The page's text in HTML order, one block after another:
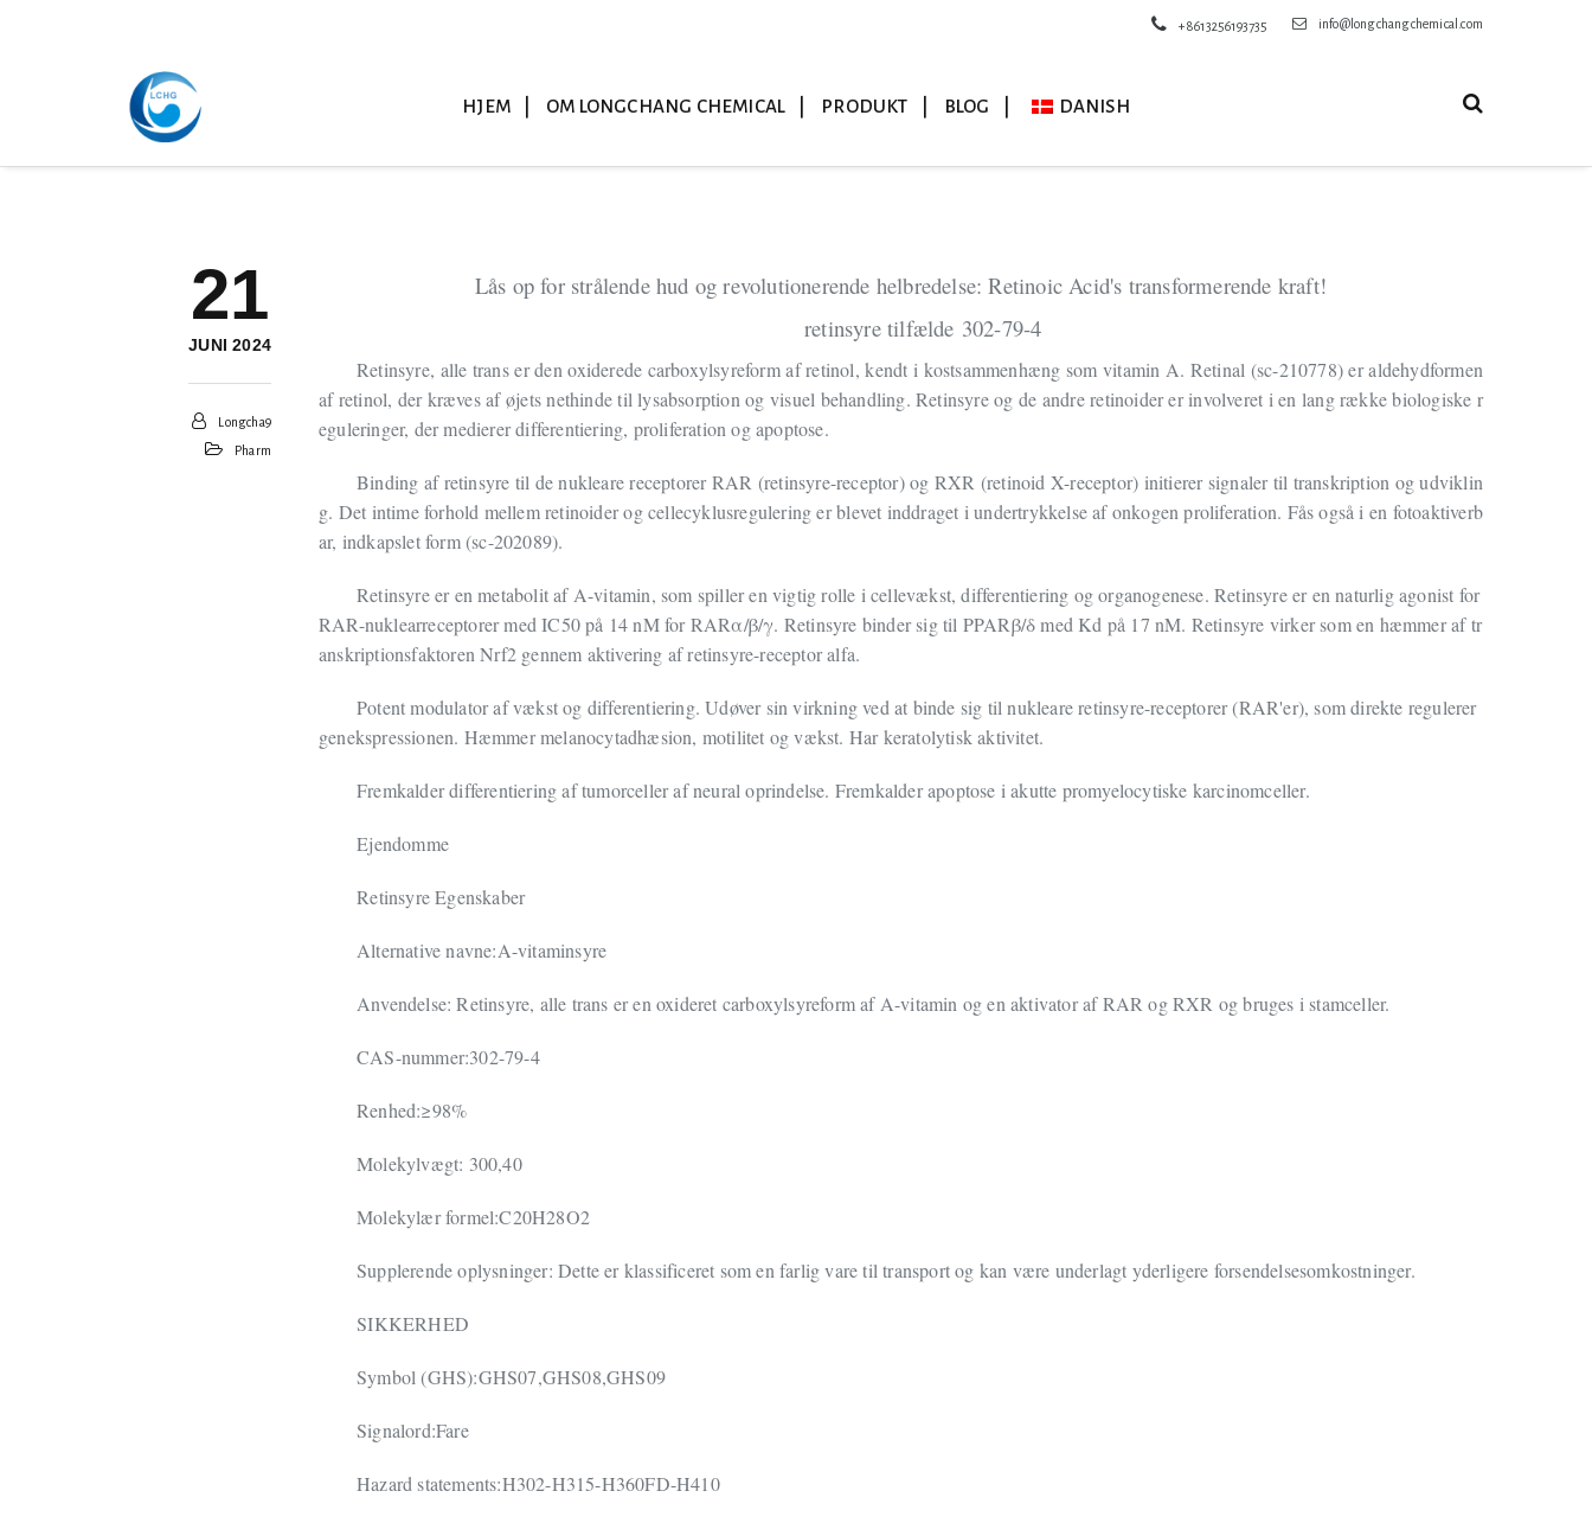
info@longchangchemical.com
+8613256193735
HJEM OM LONGCHANG CHEMICAL PRODUKT BLOG DANISH
21
JUNI 2024
Longcha9
Pharm
Lås op for strålende hud og revolutionerende helbredelse: Retinoic Acid's transformerende kraft!
retinsyretilfælde 302-79-4
Retinsyre, alle trans er den oxiderede carboxylsyreform af retinol, kendt i kostsammenhæng som vitamin A. Retinal (sc-210778) er aldehydformen
af retinol, der kræves af øjets nethinde til lysabsorption og visuel behandling. Retinsyre og de andre retinoider er involveret i en lang række biologiske r
eguleringer, der medierer differentiering, proliferation og apoptose.
Binding af retinsyre til de nukleare receptorer RAR (retinsyre-receptor) og RXR (retinoid X-receptor) initierer signaler til transkription og udviklin
g. Det intime forhold mellem retinoider og cellecyklusregulering er blevet inddraget i undertrykkelse af onkogen proliferation. Fås også i en fotoaktiverb
ar, indkapslet form (sc-202089).
Retinsyre er en metabolit af A-vitamin, som spiller en vigtig rolle i cellevækst, differentiering og organogenese. Retinsyre er en naturlig agonist for
RAR-nuklearreceptorer med IC50 på 14 nM for RARα/β/γ. Retinsyre binder sig til PPARβ/δ med Kd på 17 nM. Retinsyre virker som en hæmmer af tr
anskriptionsfaktoren Nrf2 gennem aktivering af retinsyre-receptor alfa.
Potent modulator af vækst og differentiering. Udøver sin virkning ved at binde sig til nukleare retinsyre-receptorer (RAR'er), som direkte regulerer
genekspressionen. Hæmmer melanocytadhæsion, motilitet og vækst. Har keratolytisk aktivitet.
Fremkalder differentiering af tumorceller af neural oprindelse. Fremkalder apoptose i akutte promyelocytiske karcinomceller.
Ejendomme
Retinsyre Egenskaber
Alternative navne:A-vitaminsyre
Anvendelse: Retinsyre, alle trans er en oxideret carboxylsyreform af A-vitamin og en aktivator af RAR og RXR og bruges i stamceller.
CAS-nummer:302-79-4
Renhed:≥98%
Molekylvægt: 300,40
Molekylær formel:C20H28O2
Supplerende oplysninger: Dette er klassificeret som en farlig vare til transport og kan være underlagt yderligere forsendelsesomkostninger.
SIKKERHED
Symbol (GHS):GHS07,GHS08,GHS09
Signalord:Fare
Hazard statements:H302-H315-H360FD-H410